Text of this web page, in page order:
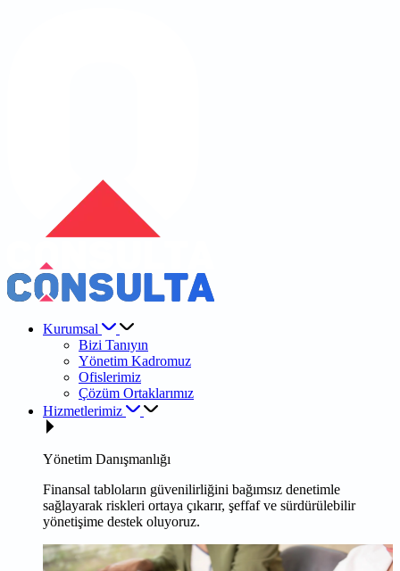
Kurumsal
Bizi Tanıyın
Yönetim Kadromuz
Ofislerimiz
Çözüm Ortaklarımız
Hizmetlerimiz
Yönetim Danışmanlığı
Finansal tabloların güvenilirliğini bağımsız denetimle
sağlayarak riskleri ortaya çıkarır, şeffaf ve sürdürülebilir
yönetişime destek oluyoruz.